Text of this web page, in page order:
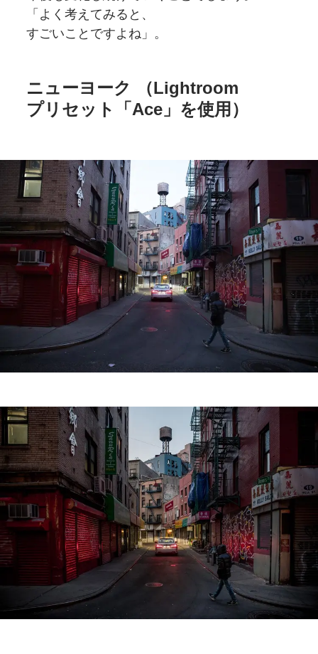
「よく考えてみると、
すごいことですよね」。
ニューヨーク
（Lightroom
プリセット
「Ace」を使用）